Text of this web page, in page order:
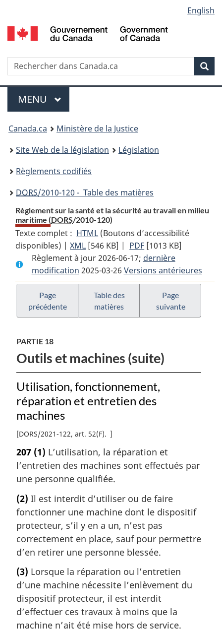
au
contenu
propos
de
la
HTML
simplifiée
selection
English
Recherche
Menu
MENU PRINCIPAL
You
are
here:
Canada.ca
Ministère de la Justice
Site Web de la législation
Législation
Règlements codifiés
DORS/2010-120 - Table des matières
Règlement sur la santé et la sécurité au travail en milieu
maritime (DORS/2010-120)
Texte complet : HTML Texte
complet
:
Règlement
sur
la
santé
et
au
travail
en
milieu
maritime
(Boutons d’accessibilité
disponibles) |XML Texte
complet
:
Règlement
sur
santé
sécurité
au
travail
en
milieu
[546 KB] | PDF Texte
complet
:
Règlement
santé
sécurité
au
travail
en
milieu
[1013 KB]
Règlement à jour 2026-06-17; dernière
modification 2025-03-26 Versions antérieures
Page
précédente
Table des
matières
Page
suivante
PARTIE 18
Outils et machines (suite)
Utilisation, fonctionnement,
réparation et entretien des
machines
[DORS/2021-122, art. 52(F) ]
207 (1) L’utilisation, la réparation et
l’entretien des machines sont effectués par
une personne qualifiée.
(2) Il est interdit d’utiliser ou de faire
fonctionner une machine dont le dispositif
protecteur, s’il y en a un, n’est pas
correctement en place, sauf pour permettre
d’en retirer une personne blessée.
(3) Lorsque la réparation ou l’entretien
d’une machine nécessite l’enlèvement du
dispositif protecteur, il est interdit
d’effectuer ces travaux à moins que la
machine n’ait été mise hors de service.